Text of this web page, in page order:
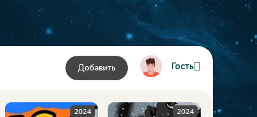
Добавить Гость
2024 2009